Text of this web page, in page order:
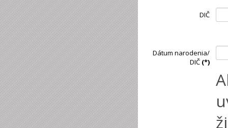
DIČ
Dátum narodenia/
DIČ (*)